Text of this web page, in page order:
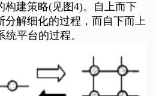
构建策略(见图4)。自上而下
分解细化的过程，而自下而上
平台的过程。